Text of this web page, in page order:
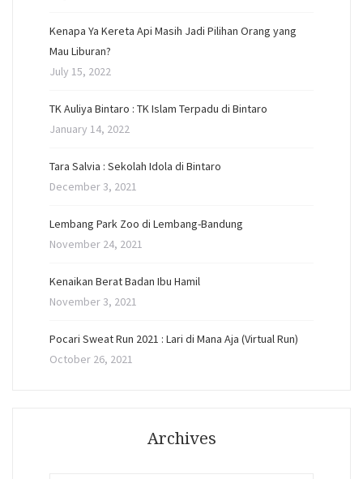
Kenapa Ya Kereta Api Masih Jadi Pilihan Orang yang
Mau Liburan?
July 15, 2022
TK Auliya Bintaro : TK Islam Terpadu di Bintaro
January 14, 2022
Tara Salvia : Sekolah Idola di Bintaro
December 3, 2021
Lembang Park Zoo di Lembang-Bandung
November 24, 2021
Kenaikan Berat Badan Ibu Hamil
November 3, 2021
Pocari Sweat Run 2021 : Lari di Mana Aja (Virtual Run)
October 26, 2021
Archives